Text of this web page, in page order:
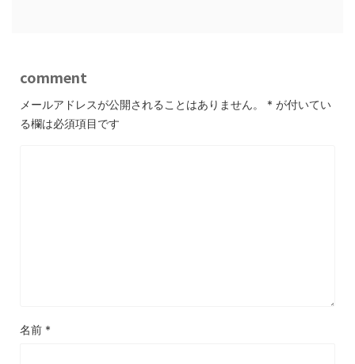
comment
メールアドレスが公開されることはありません。 * が付いてい
る欄は必須項目です
名前 *